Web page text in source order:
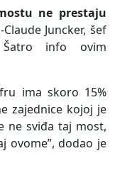
ne prestaju
Juncker, šef
Šatro info ovim
ima skoro 15%
zajednice kojoj je
ne sviđa taj most,
ovome”, dodao je